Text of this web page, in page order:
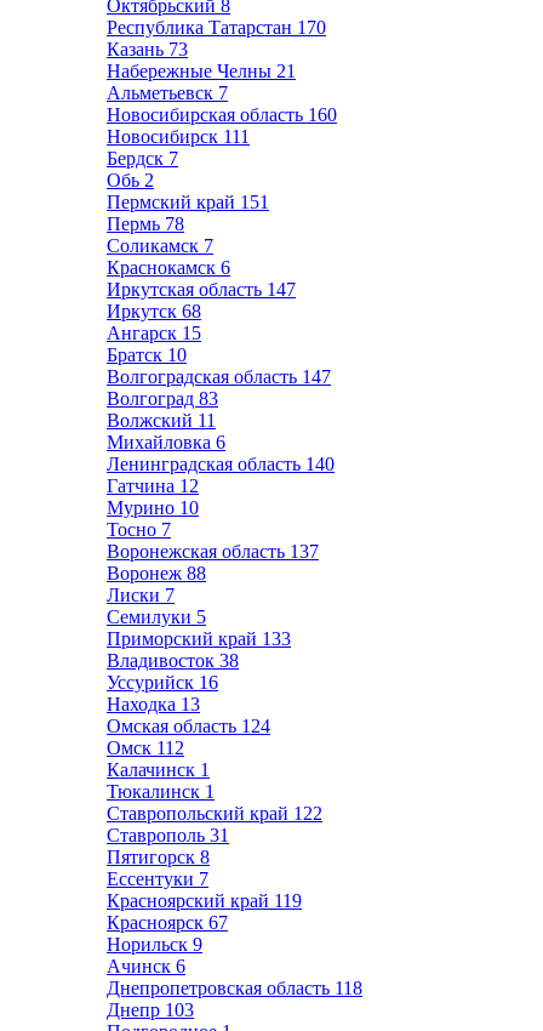
Октябрьский 8
Республика Татарстан 170
Казань 73
Набережные Челны 21
Альметьевск 7
Новосибирская область 160
Новосибирск 111
Бердск 7
Обь 2
Пермский край 151
Пермь 78
Соликамск 7
Краснокамск 6
Иркутская область 147
Иркутск 68
Ангарск 15
Братск 10
Волгоградская область 147
Волгоград 83
Волжский 11
Михайловка 6
Ленинградская область 140
Гатчина 12
Мурино 10
Тосно 7
Воронежская область 137
Воронеж 88
Лиски 7
Семилуки 5
Приморский край 133
Владивосток 38
Уссурийск 16
Находка 13
Омская область 124
Омск 112
Калачинск 1
Тюкалинск 1
Ставропольский край 122
Ставрополь 31
Пятигорск 8
Ессентуки 7
Красноярский край 119
Красноярск 67
Норильск 9
Ачинск 6
Днепропетровская область 118
Днепр 103